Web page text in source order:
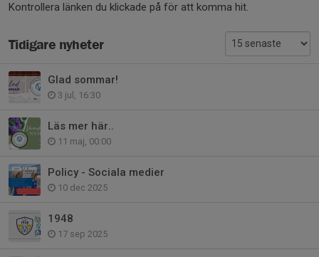
Kontrollera länken du klickade på för att komma hit.
Tidigare nyheter
Glad sommar!
3 jul, 16:30
Läs mer här..
11 maj, 00:00
Policy - Sociala medier
10 dec 2025
1948
17 sep 2025